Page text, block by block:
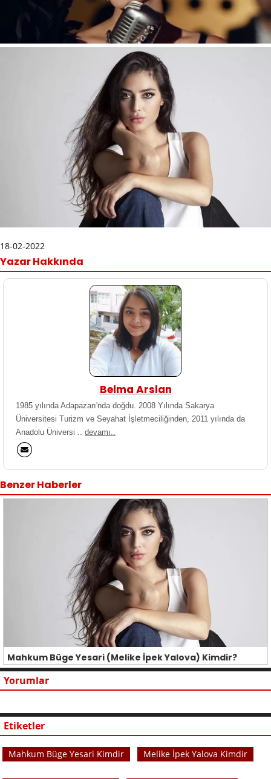
18-02-2022
Yazar Hakkında
Belma Arslan
1985 yılında Adapazarı'nda doğdu. 2008 Yılında Sakarya
Üniversitesi Turizm ve Seyahat İşletmeciliğinden, 2011 yılında da
Anadolu Üniversi .. devamı..
Benzer Haberler
Mahkum Büge Yesari (Melike İpek Yalova) Kimdir?
Yorumlar
Etiketler
Mahkum Büge Yesari Kimdir Melike İpek Yalova Kimdir